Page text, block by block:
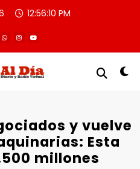
12:56:11 PM
y vuelve
Esta
millones